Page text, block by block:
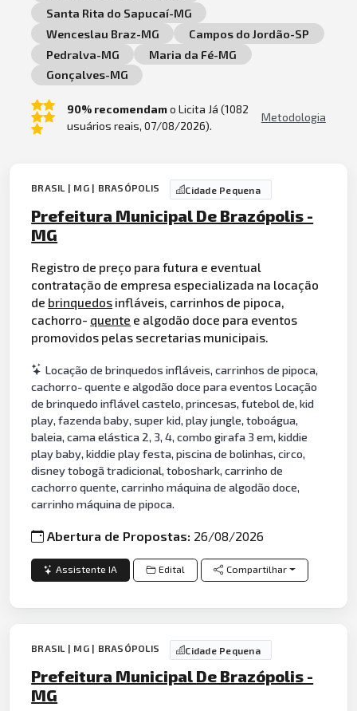
Santa Rita do Sapucaí-MG
Wenceslau Braz-MG
Campos do Jordão-SP
Pedralva-MG
Maria da Fé-MG
Gonçalves-MG
90% recomendamo Licita Já (1082
usuários reais, 07/08/2026).
Metodologia
BRASIL | MG | BRASÓPOLIS Cidade Pequena
Prefeitura Municipal De Brazópolis -
MG
Registro de preço para futura e eventual
contratação de empresa especializada na locação
de brinquedos infláveis, carrinhos de pipoca,
cachorro- quente e algodão doce para eventos
promovidos pelas secretarias municipais.
Locação de brinquedos infláveis, carrinhos de pipoca,
cachorro- quente e algodão doce para eventos Locação
de brinquedo inflável castelo, princesas, futebol de, kid
play, fazenda baby, super kid, play jungle, toboágua,
baleia, cama elástica 2, 3, 4, combo girafa 3 em, kiddie
play baby, kiddie play festa, piscina de bolinhas, circo,
disney tobogã tradicional, toboshark, carrinho de
cachorro quente, carrinho máquina de algodão doce,
carrinho máquina de pipoca.
Abertura de Propostas: 26/08/2026
Assistente IA Edital Compartilhar
BRASIL | MG | BRASÓPOLIS Cidade Pequena
Prefeitura Municipal De Brazópolis -
MG